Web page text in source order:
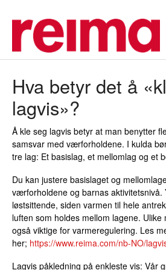
Hva betyr det å
lagvis»?
Å kle seg lagvis betyr at man benytter
samsvar med værforholdene. I kulda
tre lag: Et basislag, et mellomlag og et
Du kan justere basislaget og
værforholdene og barnas
løstsittende, siden varmen til hele
luften som holdes mellom lagene.
også viktige for varmeregulering. Les
her; https://www.reima.com/nb-NO/
Lagvis påkledning på enkleste vis: Vår